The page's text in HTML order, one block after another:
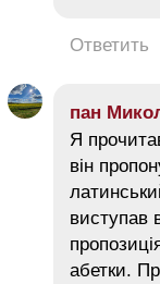
Ответить
пан
Я
він
виступав
абетки.